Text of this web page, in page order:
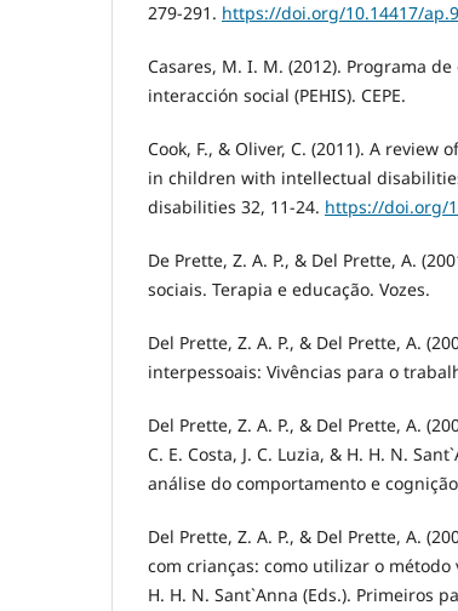
279-291. https://doi.org/10.14417/
Casares, M. I. M. (2012). Programa
interacción social (PEHIS). CEPE.
Cook, F., & Oliver, C. (2011). A
in children with intellectual
disabilities 32, 11-24. https://doi.org/
De Prette, Z. A. P., & Del Prette, A.
sociais. Terapia e educação. Vozes.
Del Prette, Z. A. P., & Del Prette, A.
interpessoais: Vivências para o
Del Prette, Z. A. P., & Del Prette, A.
C. E. Costa, J. C. Luzia, & H. H. N.
análise do comportamento e cognição
Del Prette, Z. A. P., & Del Prette, A.
com crianças: como utilizar o método
H. H. N. Sant`Anna (Eds.). Primeiros